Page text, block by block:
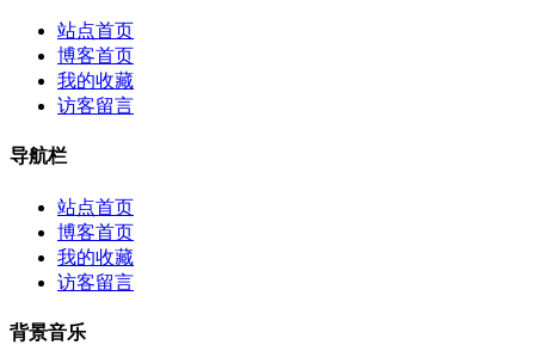
站点首页
博客首页
我的收藏
访客留言
导航栏
站点首页
博客首页
我的收藏
访客留言
背景音乐